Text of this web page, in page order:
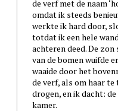
de verf met de naam
omdat ik steeds
werkte ik hard door,
totdat ik een hele
achteren deed. De
van de bomen wuifde
waaide door het
de verf, als om haar
drogen, en ik dacht:
kamer.